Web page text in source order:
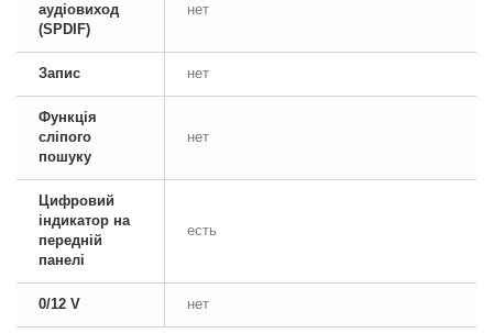
аудіовиход
(SPDIF)
нет
Запис нет
Функція
сліпого
пошуку
нет
Цифровий
індикатор на
передній
панелі
есть
0/12 V нет